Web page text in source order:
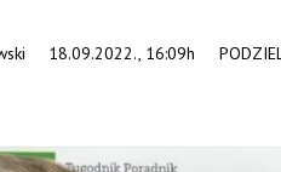
18.09.2022., 16:09h